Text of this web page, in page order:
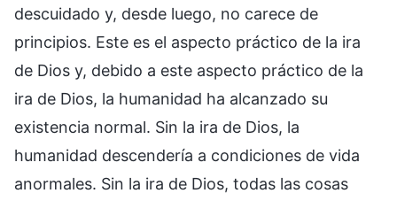
descuidado y, desde luego, no carece de
principios. Este es el aspecto práctico de la ira
de Dios y, debido a este aspecto práctico de la
ira de Dios, la humanidad ha alcanzado su
existencia normal. Sin la ira de Dios, la
humanidad descendería a condiciones de vida
anormales. Sin la ira de Dios, todas las cosas